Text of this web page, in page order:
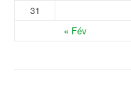
« Fév
31